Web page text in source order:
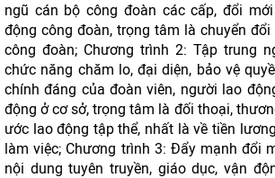
ngũ cán bộ công đoàn các cấp, đổi
động công đoàn, trọng tâm là chuyển
công đoàn; Chương trình 2: Tập trung
chức năng chăm lo, đại diện, bảo vệ
chính đáng của đoàn viên, người lao
động ở cơ sở, trọng tâm là đối thoại,
ước lao động tập thể, nhất là về tiền
làm việc; Chương trình 3: Đẩy mạnh đổi
nội dung tuyên truyền, giáo dục, vận